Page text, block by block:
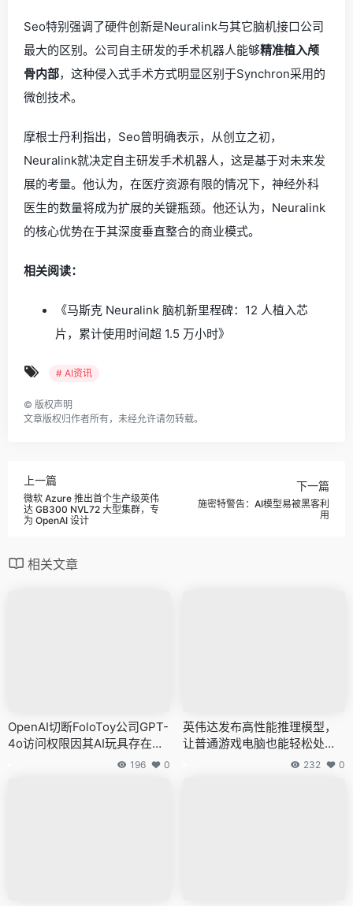
Seo特别强调了硬件创新是Neuralink与其它脑机接口公司
最大的区别。公司自主研发的手术机器人能够精准植入颅
骨内部，这种侵入式手术方式明显区别于Synchron采用的
微创技术。
摩根士丹利指出，Seo曾明确表示，从创立之初，
Neuralink就决定自主研发手术机器人，这是基于对未来发
展的考量。他认为，在医疗资源有限的情况下，神经外科
医生的数量将成为扩展的关键瓶颈。他还认为，Neuralink
的核心优势在于其深度垂直整合的商业模式。
相关阅读：
《马斯克 Neuralink 脑机新里程碑：12 人植入芯
片，累计使用时间超 1.5 万小时》
# AI资讯
© 版权声明
文章版权归作者所有，未经允许请勿转载。
上一篇
微软 Azure 推出首个生产级英伟
达 GB300 NVL72 大型集群，专
为 OpenAI 设计
下一篇
施密特警告：AI模型易被黑客利
用
相关文章
OpenAI切断FoloToy公司GPT-
4o访问权限因其AI玩具存在安
196 0
英伟达发布高性能推理模型，
让普通游戏电脑也能轻松处理
232 0